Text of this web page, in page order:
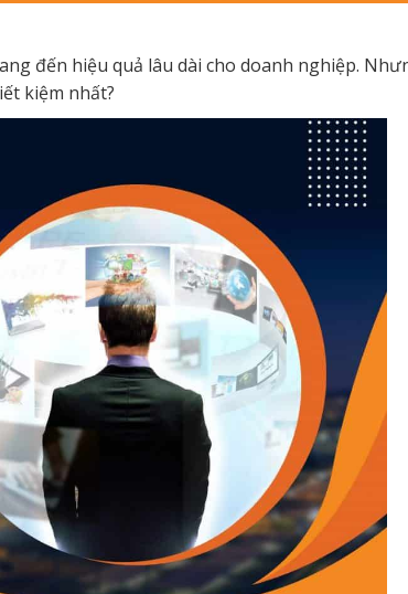
đến hiệu quả lâu dài cho doanh nghiệp.
kiệm nhất?